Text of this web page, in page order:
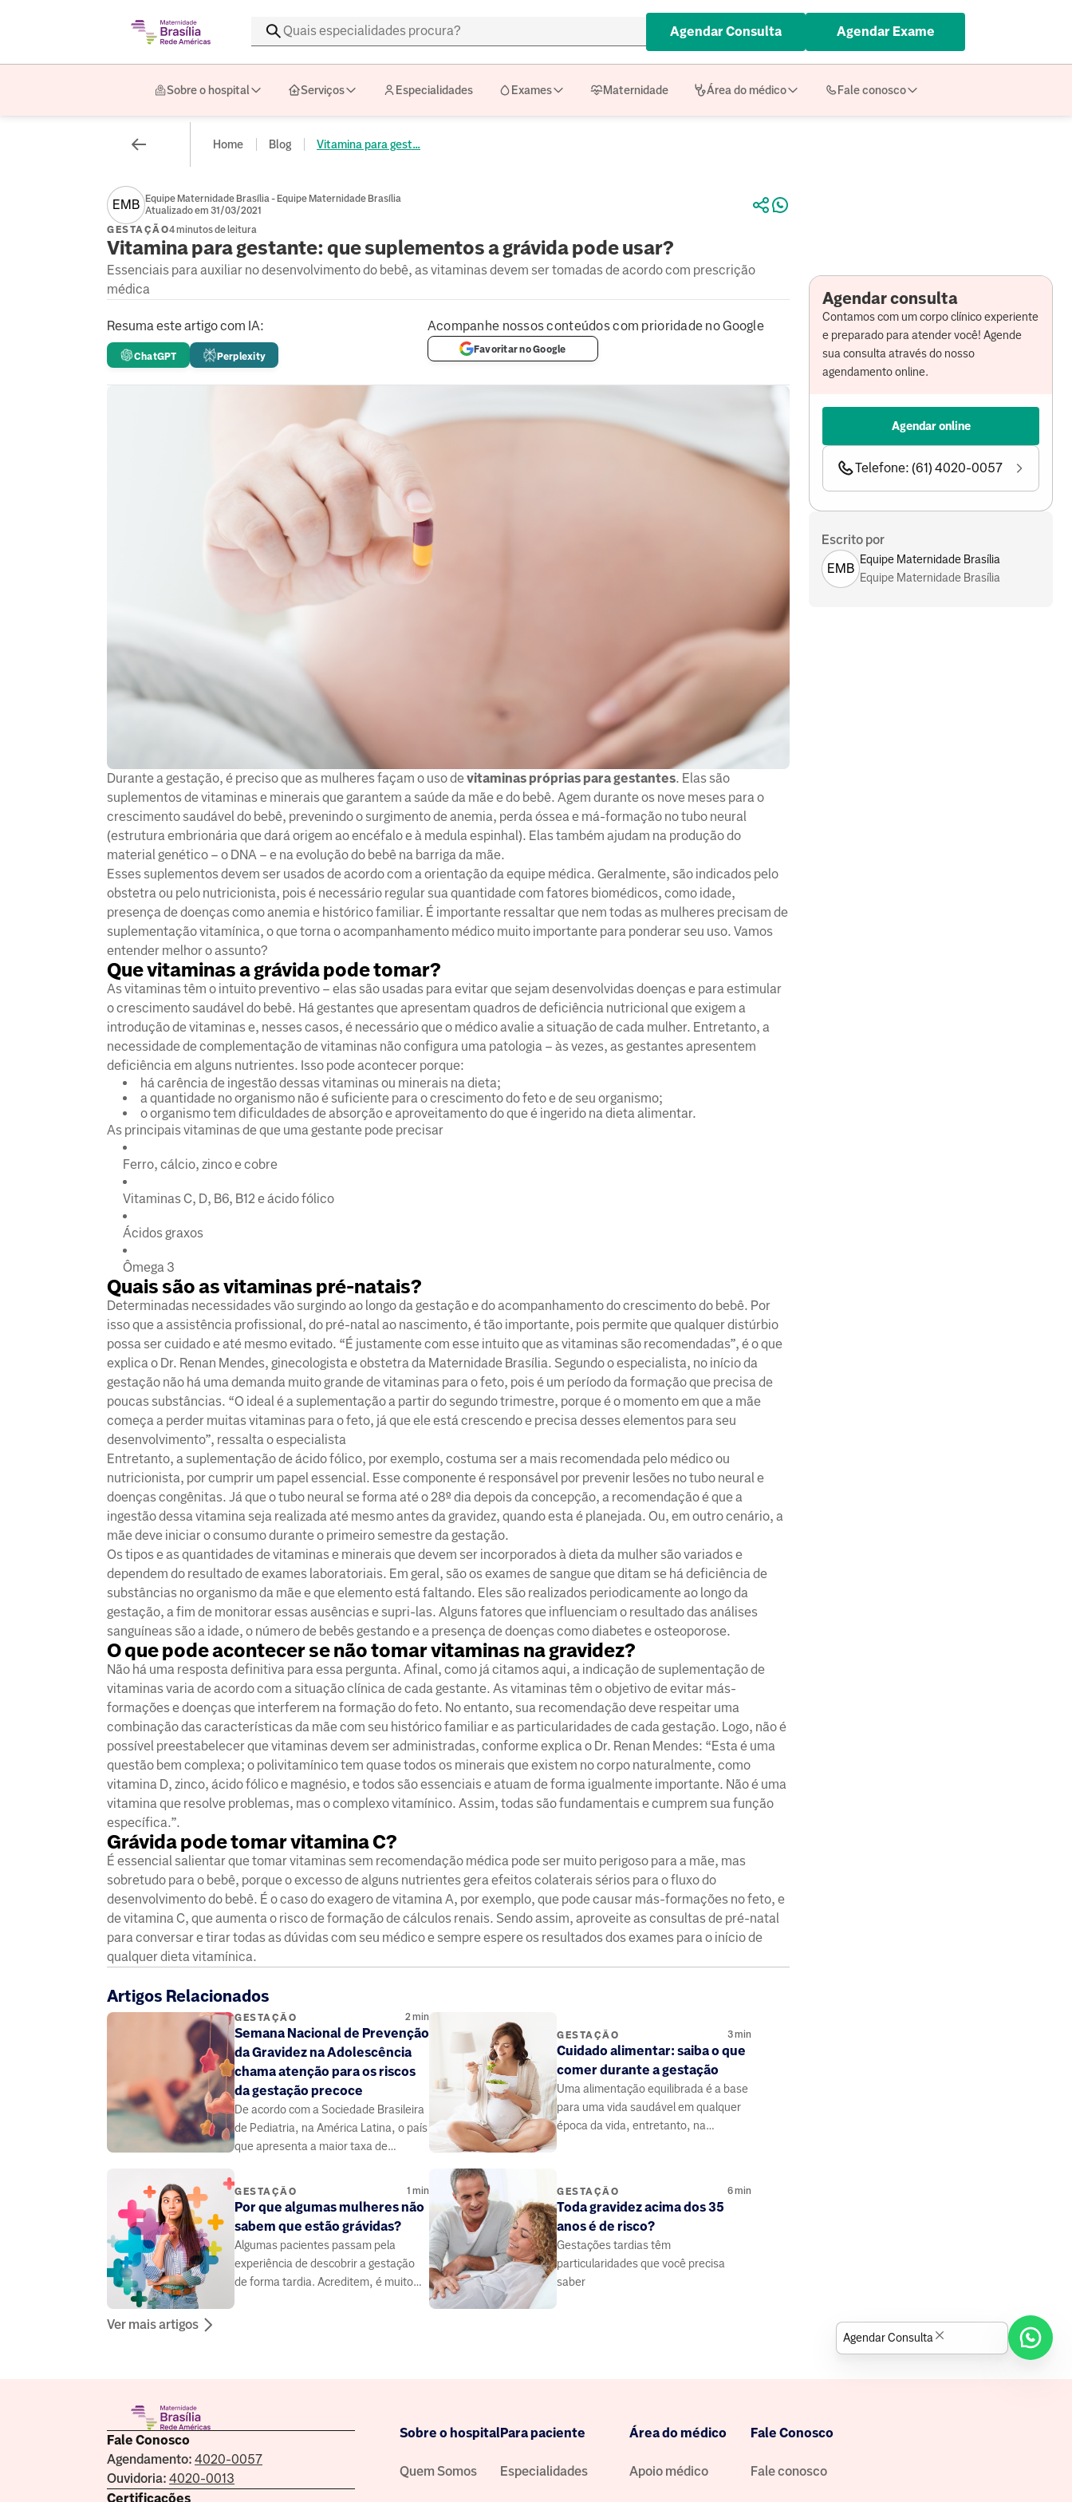
Agendar Consulta Agendar Exame
Sobre o hospital Serviços Especialidades Exames Maternidade Área do médico Fale conosco
Home Blog Vitamina para gest...
EMB
Equipe Maternidade Brasília - Equipe Maternidade Brasília
Atualizado em 31/03/2021
GESTAÇÃO4 minutos de leitura
Vitamina para gestante: que suplementos a grávida pode usar?
Essenciais para auxiliar no desenvolvimento do bebê, as vitaminas devem ser tomadas de acordo com prescrição
médica
Resuma este artigo com IA:
ChatGPT Perplexity
Acompanhe nossos conteúdos com prioridade no Google
Favoritar no Google
Durante a gestação, é preciso que as mulheres façam o uso devitaminas próprias para gestantes. Elas são
suplementos de vitaminas e minerais que garantem a saúde da mãe e do bebê. Agem durante os nove meses para o
crescimento saudável do bebê, prevenindo o surgimento de anemia, perda óssea e má-formação no tubo neural
(estrutura embrionária que dará origem ao encéfalo e à medula espinhal). Elas também ajudam na produção do
material genético – o DNA – e na evolução do bebê na barriga da mãe.
Esses suplementos devem ser usados de acordo com a orientação da equipe médica. Geralmente, são indicados pelo
obstetra ou pelo nutricionista, pois é necessário regular sua quantidade com fatores biomédicos, como idade,
presença de doenças como anemia e histórico familiar. É importante ressaltar que nem todas as mulheres precisam de
suplementação vitamínica, o que torna o acompanhamento médico muito importante para ponderar seu uso. Vamos
entender melhor o assunto?
Que vitaminas a grávida pode tomar?
As vitaminas têm o intuito preventivo – elas são usadas para evitar que sejam desenvolvidas doenças e para estimular
o crescimento saudável do bebê. Há gestantes que apresentam quadros de deficiência nutricional que exigem a
introdução de vitaminas e, nesses casos, é necessário que o médico avalie a situação de cada mulher. Entretanto, a
necessidade de complementação de vitaminas não configura uma patologia – às vezes, as gestantes apresentem
deficiência em alguns nutrientes. Isso pode acontecer porque:
há carência de ingestão dessas vitaminas ou minerais na dieta;
a quantidade no organismo não é suficiente para o crescimento do feto e de seu organismo;
o organismo tem dificuldades de absorção e aproveitamento do que é ingerido na dieta alimentar.
As principais vitaminas de que uma gestante pode precisar
Ferro, cálcio, zinco e cobre
Vitaminas C, D, B6, B12 e ácido fólico
Ácidos graxos
Ômega 3
Quais são as vitaminas pré-natais?
Determinadas necessidades vão surgindo ao longo da gestação e do acompanhamento do crescimento do bebê. Por
isso que a assistência profissional, do pré-natal ao nascimento, é tão importante, pois permite que qualquer distúrbio
possa ser cuidado e até mesmo evitado. “É justamente com esse intuito que as vitaminas são recomendadas”, é o que
explica o Dr. Renan Mendes, ginecologista e obstetra da Maternidade Brasília. Segundo o especialista, no início da
gestação não há uma demanda muito grande de vitaminas para o feto, pois é um período da formação que precisa de
poucas substâncias. “O ideal é a suplementação a partir do segundo trimestre, porque é o momento em que a mãe
começa a perder muitas vitaminas para o feto, já que ele está crescendo e precisa desses elementos para seu
desenvolvimento”, ressalta o especialista
Entretanto, a suplementação de ácido fólico, por exemplo, costuma ser a mais recomendada pelo médico ou
nutricionista, por cumprir um papel essencial. Esse componente é responsável por prevenir lesões no tubo neural e
doenças congênitas. Já que o tubo neural se forma até o 28º dia depois da concepção, a recomendação é que a
ingestão dessa vitamina seja realizada até mesmo antes da gravidez, quando esta é planejada. Ou, em outro cenário, a
mãe deve iniciar o consumo durante o primeiro semestre da gestação.
Os tipos e as quantidades de vitaminas e minerais que devem ser incorporados à dieta da mulher são variados e
dependem do resultado de exames laboratoriais. Em geral, são os exames de sangue que ditam se há deficiência de
substâncias no organismo da mãe e que elemento está faltando. Eles são realizados periodicamente ao longo da
gestação, a fim de monitorar essas ausências e supri-las. Alguns fatores que influenciam o resultado das análises
sanguíneas são a idade, o número de bebês gestando e a presença de doenças como diabetes e osteoporose.
O que pode acontecer se não tomar vitaminas na gravidez?
Não há uma resposta definitiva para essa pergunta. Afinal, como já citamos aqui, a indicação de suplementação de
vitaminas varia de acordo com a situação clínica de cada gestante. As vitaminas têm o objetivo de evitar más-
formações e doenças que interferem na formação do feto. No entanto, sua recomendação deve respeitar uma
combinação das características da mãe com seu histórico familiar e as particularidades de cada gestação. Logo, não é
possível preestabelecer que vitaminas devem ser administradas, conforme explica o Dr. Renan Mendes: “Esta é uma
questão bem complexa; o polivitamínico tem quase todos os minerais que existem no corpo naturalmente, como
vitamina D, zinco, ácido fólico e magnésio, e todos são essenciais e atuam de forma igualmente importante. Não é uma
vitamina que resolve problemas, mas o complexo vitamínico. Assim, todas são fundamentais e cumprem sua função
específica.”.
Grávida pode tomar vitamina C?
É essencial salientar que tomar vitaminas sem recomendação médica pode ser muito perigoso para a mãe, mas
sobretudo para o bebê, porque o excesso de alguns nutrientes gera efeitos colaterais sérios para o fluxo do
desenvolvimento do bebê. É o caso do exagero de vitamina A, por exemplo, que pode causar más-formações no feto, e
de vitamina C, que aumenta o risco de formação de cálculos renais. Sendo assim, aproveite as consultas de pré-natal
para conversar e tirar todas as dúvidas com seu médico e sempre espere os resultados dos exames para o início de
qualquer dieta vitamínica.
Artigos Relacionados
GESTAÇÃO 2min
Semana Nacional de Prevenção
da Gravidez na Adolescência
chama atenção para os riscos
da gestação precoce
De acordo com a Sociedade Brasileira
de Pediatria, na América Latina, o país
que apresenta a maior taxa de
GESTAÇÃO 3min
Cuidado alimentar: saiba o que
comer durante a gestação
Uma alimentação equilibrada é a base
para uma vida saudável em qualquer
época da vida, entretanto, na
GESTAÇÃO 1 min
Por que algumas mulheres não
sabem que estão grávidas?
Algumas pacientes passam pela
experiência de descobrir a gestação
de forma tardia. Acreditem, é muito
GESTAÇÃO 6min
Toda gravidez acima dos 35
anos é de risco?
Gestações tardias têm
particularidades que você precisa
saber
Ver mais artigos
Agendar consulta
Contamos com um corpo clínico experiente
e preparado para atender você! Agende
sua consulta através do nosso
agendamento online.
Agendar online
Telefone: (61) 4020-0057
Escrito por
EMB
Equipe Maternidade Brasília
Equipe Maternidade Brasília
Fale Conosco
Agendamento: 4020-0057
Ouvidoria: 4020-0013
Certificações
Sobre o hospital
Quem Somos
Para paciente
Especialidades
Área do médico
Apoio médico
Fale Conosco
Fale conosco
Agendar Consulta